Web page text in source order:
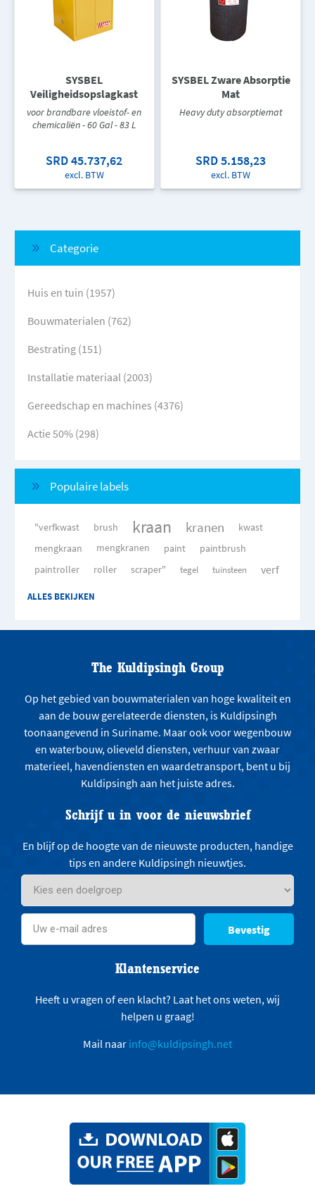
SYSBEL
Veiligheidsopslagkast
voor brandbare vloeistof- en
chemicaliën - 60 Gal - 83 L
SRD 45.737,62
excl. BTW
SYSBEL Zware Absorptie
Mat
Heavy duty absorptiemat
SRD 5.158,23
excl. BTW
Categorie
Huis en tuin (1957)
Bouwmaterialen (762)
Bestrating (151)
Installatie materiaal (2003)
Gereedschap en machines (4376)
Actie 50% (298)
Populaire labels
"verfkwast brush kraan kranen
kwast
mengkraan
mengkranen paint
paintbrush
paintroller
roller scraper" tegel tuinsteen verf
ALLES BEKIJKEN
The Kuldipsingh Group
Op het gebied van bouwmaterialen van hoge kwaliteit en
aan de bouw gerelateerde diensten, is Kuldipsingh
toonaangevend in Suriname. Maar ook voor wegenbouw
en waterbouw, olieveld diensten, verhuur van zwaar
materieel, havendiensten en waardetransport, bent u bij
Kuldipsingh aan het juiste adres.
Schrijf u in voor de nieuwsbrief
En blijf op de hoogte van de nieuwste producten, handige
tips en andere Kuldipsingh nieuwtjes.
Bevestig
Klantenservice
Heeft u vragen of een klacht? Laat het ons weten, wij
helpen u graag!
Mail naar info@kuldipsingh.net